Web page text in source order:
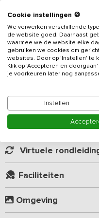
familie-accommodatie
badkamers. Het
geschakelde accommodaties
beschik je over twee
de eerste verdieping) met
koffiezetapparaat. Vanuit de
loop je zo de heerlijke tuin
verdieping en het souterrain
plattegrond). Alle
Auping boxspring bedden.
inloopdouche, toilet en
slaapkamer met aangepaste
aangelegd. Het linnenpakket
voor je verzorgd en bij
Lees meer
Kamer indeling
Geverifieerde
Virtuele
Faciliteiten
Omgeving
Cookie instellingen 🍪
We verwerken verschillende
de website goed. Daarnaast
waarmee we de website elke
gebruiken we cookies om
websites. Door op 'Instellen' te
Klik op 'Accepteren en
je voorkeuren later nog
Instellen